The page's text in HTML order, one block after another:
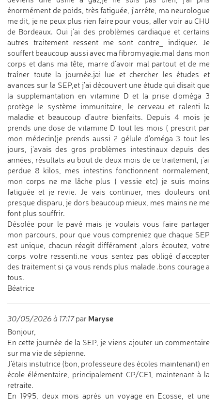
énormément de poids, très fatiguée, j'arrête, ma neurologue
me dit, je ne peux plus rien faire pour vous, aller voir au CHU
de Bordeaux. Oui j'ai des problèmes cardiaque et certains
autres traitement ressent me sont contre_ indiquer. Je
souffert beaucoup aussi avec ma fibromyagie.mal dans mon
corps et dans ma tête, marre d'avoir mal partout et de me
traîner toute la journée.jai lue et chercher les études et
avances sur la SEP,et j'ai découvert une étude qui disait que
la supplemantation en vitamine D et la prise d'oméga 3
protège le système immunitaire, le cerveau et ralenti la
maladie et beaucoup d’autre bienfaits. Depuis 4 mois je
prends une dose de vitamine D tout les mois ( prescrit par
mon médecin)je prends aussi 2 gélule d'oméga 3 tout les
jours, j'avais des gros problèmes intestinaux depuis des
années, résultats au bout de deux mois de ce traitement, j'ai
perdue 8 kilos, mes intestins fonctionnent normalement,
mon corps ne me lâche plus ( vessie etc) je suis moins
fatiguée et je revie. Je vais continuer, mes douleurs ont
presque disparu, je dors beaucoup mieux, mes mains ne me
font plus souffrir.
Désolée pour le pavé mais je voulais vous faire partager
mon parcours, pour que vous compreniez que chaque SEP
est unique, chacun réagit différament ,alors écoutez, votre
corps votre ressenti.ne vous sentez pas obligé d'accepter
des traitement si ça vous rends plus malade .bons courage a
tous.
Béatrice
30/05/2026 à 17:17par Maryse
Bonjour,
En cette journée de la SEP, je viens ajouter un commentaire
sur ma vie de sépienne.
J'étais instutrice (bon, professeure des écoles maintenant) en
école élémentaire, principalement CP/CE1, maintenant à la
retraite.
En 1995, deux mois après un voyage en Ecosse, et une